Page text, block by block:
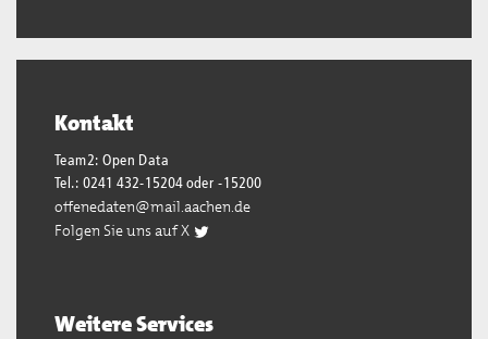
Kontakt
Team2: Open Data
Tel.: 0241 432-15204 oder -15200
offenedaten@mail.aachen.de
Folgen Sie uns auf X
Weitere Services